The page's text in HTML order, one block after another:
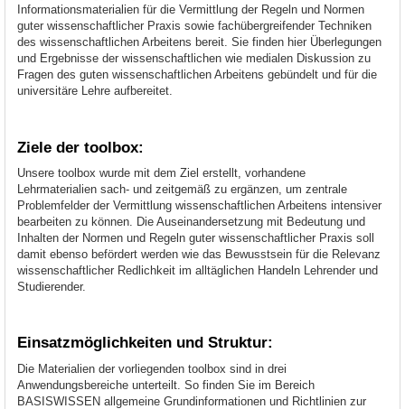
Informationsmaterialien für die Vermittlung der Regeln und Normen
guter wissenschaftlicher Praxis sowie fachübergreifender Techniken
des wissenschaftlichen Arbeitens bereit. Sie finden hier Überlegungen
und Ergebnisse der wissenschaftlichen wie medialen Diskussion zu
Fragen des guten wissenschaftlichen Arbeitens gebündelt und für die
universitäre Lehre aufbereitet.
Ziele der toolbox:
Unsere toolbox wurde mit dem Ziel erstellt, vorhandene
Lehrmaterialien sach- und zeitgemäß zu ergänzen, um zentrale
Problemfelder der Vermittlung wissenschaftlichen Arbeitens intensiver
bearbeiten zu können. Die Auseinandersetzung mit Bedeutung und
Inhalten der Normen und Regeln guter wissenschaftlicher Praxis soll
damit ebenso befördert werden wie das Bewusstsein für die Relevanz
wissenschaftlicher Redlichkeit im alltäglichen Handeln Lehrender und
Studierender.
Einsatzmöglichkeiten und Struktur:
Die Materialien der vorliegenden toolbox sind in drei
Anwendungsbereiche unterteilt. So finden Sie im Bereich
BASISWISSEN allgemeine Grundinformationen und Richtlinien zur